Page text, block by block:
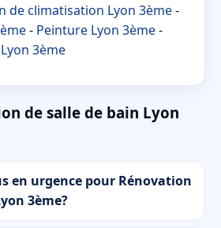
de climatisation Lyon 3ème-
- Peinture Lyon 3ème-
3ème
de salle de bain Lyon
en urgence pour Rénovation
3ème?